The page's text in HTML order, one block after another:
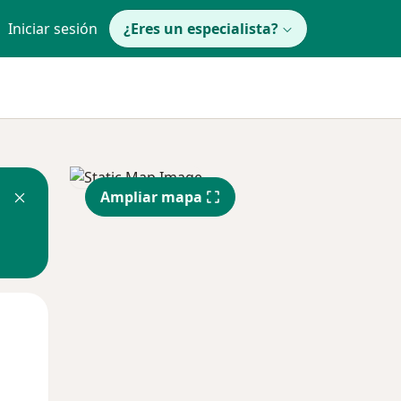
Iniciar sesión ¿Eres un especialista?
Ampliar mapa